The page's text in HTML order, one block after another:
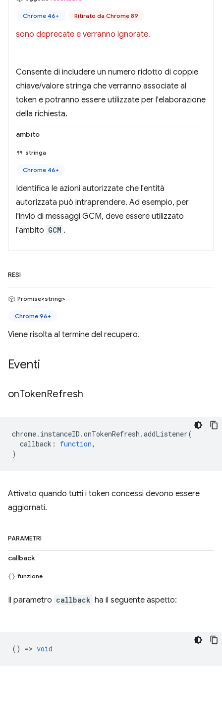
Chrome 46+ Ritirato da Chrome 89
sono deprecate e verranno ignorate.
Consente di includere un numero ridotto di coppie
chiave/valore stringa che verranno associate al
token e potranno essere utilizzate per l'elaborazione
della richiesta.
ambito
stringa
Chrome 46+
Identifica le azioni autorizzate che l'entità
autorizzata può intraprendere. Ad esempio, per
l'invio di messaggi GCM, deve essere utilizzato
l'ambito GCM .
RESI
Promise<string>
Chrome 96+
Viene risolta al termine del recupero.
Eventi
onTokenRefresh
chrome. instanceID .onTokenRefresh .addListener(
callback : function,
)
Attivato quando tutti i token concessi devono essere
aggiornati.
PARAMETRI
callback
funzione
Il parametro callback ha il seguente aspetto:
() => void